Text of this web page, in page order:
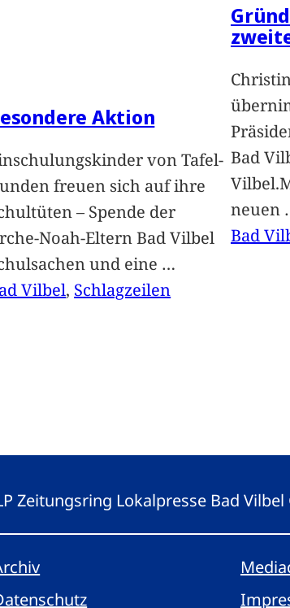
Aktion
von Tafel-
freuen sich auf ihre
– Spende der
Noah-Eltern Bad Vilbel
und eine …
Vilbel, Schlagzeilen
Bad
neuen
Bad
Zeitungsring Lokalpresse Bad Vilbel